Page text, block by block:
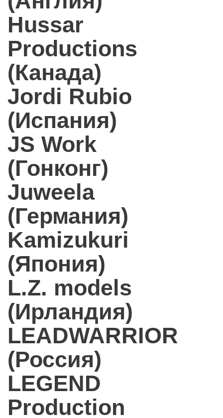
Hussar
Productions
(Канада)
Jordi Rubio
(Испания)
JS Work
(Гонконг)
Juweela
(Германия)
Kamizukuri
(Япония)
L.Z. models
(Ирландия)
LEADWARRIOR
(Россия)
LEGEND
Production